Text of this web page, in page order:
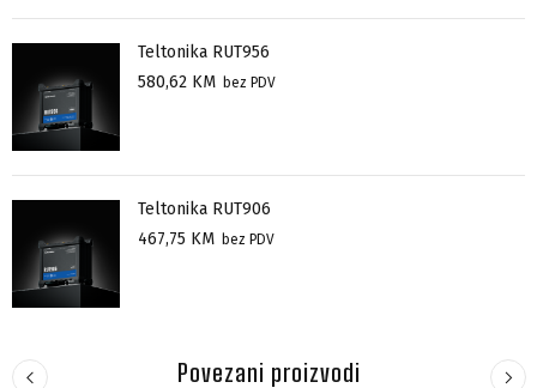
Teltonika RUT956
580,62 KM bez PDV
Teltonika RUT906
467,75 KM bez PDV
Povezani proizvodi